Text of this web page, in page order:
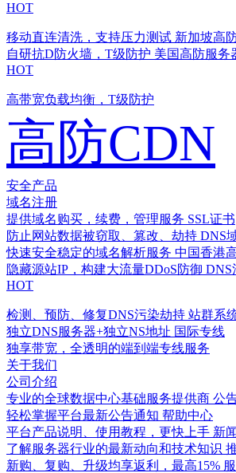
HOT
移动直连清洗，支持压力测试 新加坡高
自研抗D防火墙，T级防护 美国高防服务
HOT
高带宽负载均衡，T级防护
高防CDN
安全产品
域名注册
提供域名购买，续费，管理服务 SSL证书
防止网站数据被窃取、篡改、劫持 DNS
快速安全稳定的域名解析服务 中国香港
隐藏源站IP，构建大流量DDoS防御 DNS
HOT
检测、预防、修复DNS污染劫持 站群系
独立DNS服务器+独立NS地址 国际专线
独享带宽，全透明的端到端专线服务
关于我们
公司介绍
专业的全球数据中心基础服务提供商 公
轻松掌握平台最新公告通知 帮助中心
平台产品说明、使用教程，更快上手 新
了解服务器行业的最新动向和技术知识
新购、复购、升级均享返利，最高15%